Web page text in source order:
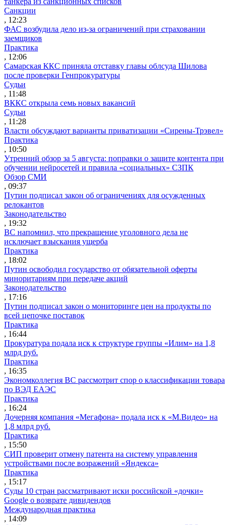
Санкции
, 12:23
ФАС возбудила дело из-за ограничений при страховании
заемщиков
Практика
, 12:06
Самарская ККС приняла отставку главы облсуда Шилова
после проверки Генпрокуратуры
Судьи
, 11:48
ВККС открыла семь новых вакансий
Судьи
, 11:28
Власти обсуждают варианты приватизации «Сирены-Трэвел»
Практика
, 10:50
Утренний обзор за 5 августа: поправки о защите контента при
обучении нейросетей и правила «социальных» СЗПК
Обзор СМИ
, 09:37
Путин подписал закон об ограничениях для осужденных
релокантов
Законодательство
, 19:32
ВС напомнил, что прекращение уголовного дела не
исключает взыскания ущерба
Практика
, 18:02
Путин освободил государство от обязательной оферты
миноритариям при передаче акций
Законодательство
, 17:16
Путин подписал закон о мониторинге цен на продукты по
всей цепочке поставок
Практика
, 16:44
Прокуратура подала иск к структуре группы «Илим» на 1,8
млрд руб.
Практика
, 16:35
Экономколлегия ВС рассмотрит спор о классификации товара
по ВЭД ЕАЭС
Практика
, 16:24
Дочерняя компания «Мегафона» подала иск к «М.Видео» на
1,8 млрд руб.
Практика
, 15:50
СИП проверит отмену патента на систему управления
устройствами после возражений «Яндекса»
Практика
, 15:17
Суды 10 стран рассматривают иски российской «дочки»
Google о возврате дивидендов
Международная практика
, 14:09